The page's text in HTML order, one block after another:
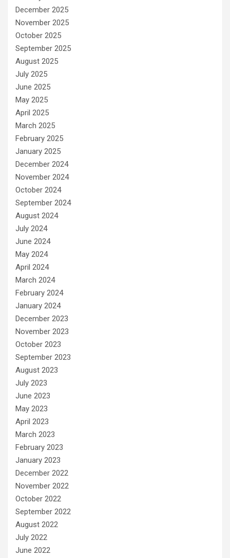
December 2025
November 2025
October 2025
September 2025
August 2025
July 2025
June 2025
May 2025
April 2025
March 2025
February 2025
January 2025
December 2024
November 2024
October 2024
September 2024
August 2024
July 2024
June 2024
May 2024
April 2024
March 2024
February 2024
January 2024
December 2023
November 2023
October 2023
September 2023
August 2023
July 2023
June 2023
May 2023
April 2023
March 2023
February 2023
January 2023
December 2022
November 2022
October 2022
September 2022
August 2022
July 2022
June 2022